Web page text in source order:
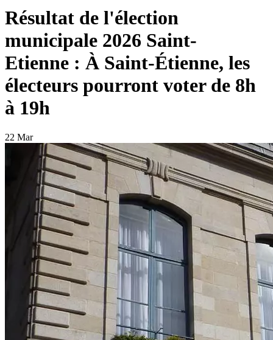
Résultat de l'élection
municipale 2026 Saint-
Etienne : À Saint-Étienne, les
électeurs pourront voter de 8h
à 19h
22 Mar